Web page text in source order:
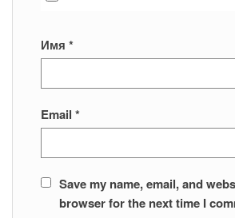
Имя *
Email *
Save my name, email, and
browser for the next time I